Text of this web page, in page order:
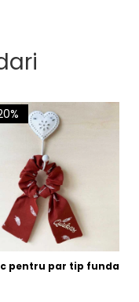
pentru par tip funda